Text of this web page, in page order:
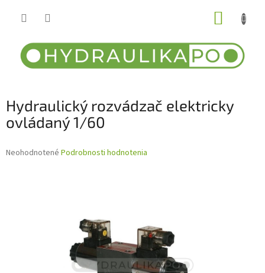
Hydraulický rozvádzač elektricky
ovládaný 1/60
Priemerné
Neohodnotené Podrobnosti hodnotenia